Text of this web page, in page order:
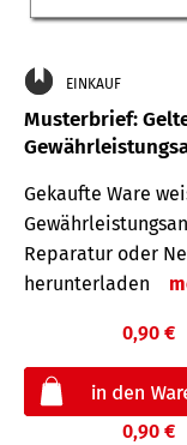
EINKAUF
Musterbrief:
Gekaufte Ware
Reparatur oder
herunterladen
0,90 €
0,90 €